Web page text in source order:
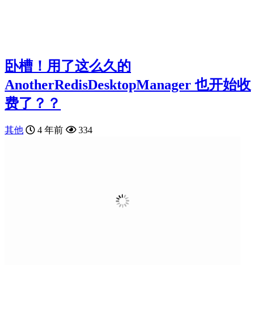
卧槽！用了这么久的
AnotherRedisDesktopManager 也开始收
费了？？
其他 4 年前 334